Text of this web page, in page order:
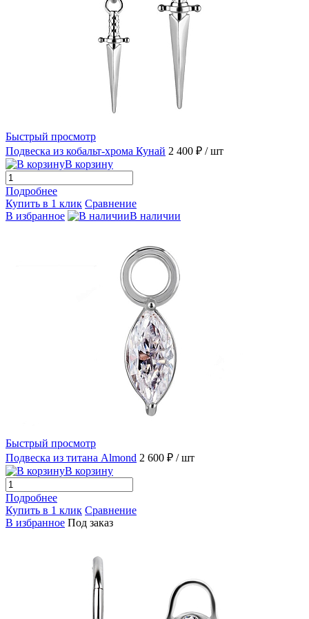
Быстрый просмотр
Подвеска из кобальт-хрома Кунай 2 400 ₽ / шт
В корзину
Подробнее
Купить в 1 клик Сравнение
В избранное
В наличии
Быстрый просмотр
Подвеска из титана Almond 2 600 ₽ / шт
В корзину
Подробнее
Купить в 1 клик Сравнение
В избранное Под заказ